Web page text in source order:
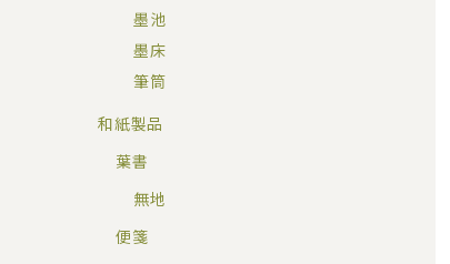
墨池
墨床
筆筒
和紙製品
葉書
無地
便箋